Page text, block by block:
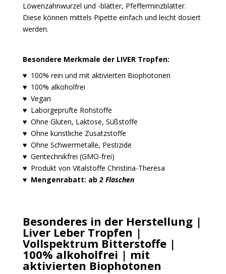
Löwenzahnwurzel und -blätter, Pfefferminzblätter.
Diese können mittels Pipette einfach und leicht dosiert
werden.
Besondere Merkmale der LIVER Tropfen:
♥ 100% rein und mit aktivierten Biophotonen
♥ 100% alkoholfrei
♥ Vegan
♥ Laborgeprüfte Rohstoffe
♥ Ohne Gluten, Laktose, Süßstoffe
♥ Ohne künstliche Zusatzstoffe
♥ Ohne Schwermetalle, Pestizide
♥ Gentechnikfrei (GMO-frei)
♥ Produkt von Vitalstoffe Christina-Theresa
♥ Mengenrabatt: ab2 Flaschen
Besonderes in der Herstellung |
Liver Leber Tropfen |
Vollspektrum Bitterstoffe |
100% alkoholfrei | mit
aktivierten Biophotonen